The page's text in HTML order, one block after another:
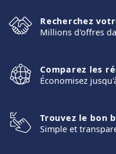
Recherchez
Millions d'offres
Comparez les
Économisez
Trouvez le bon
Simple et